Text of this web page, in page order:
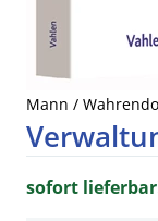
Mann /
sofort